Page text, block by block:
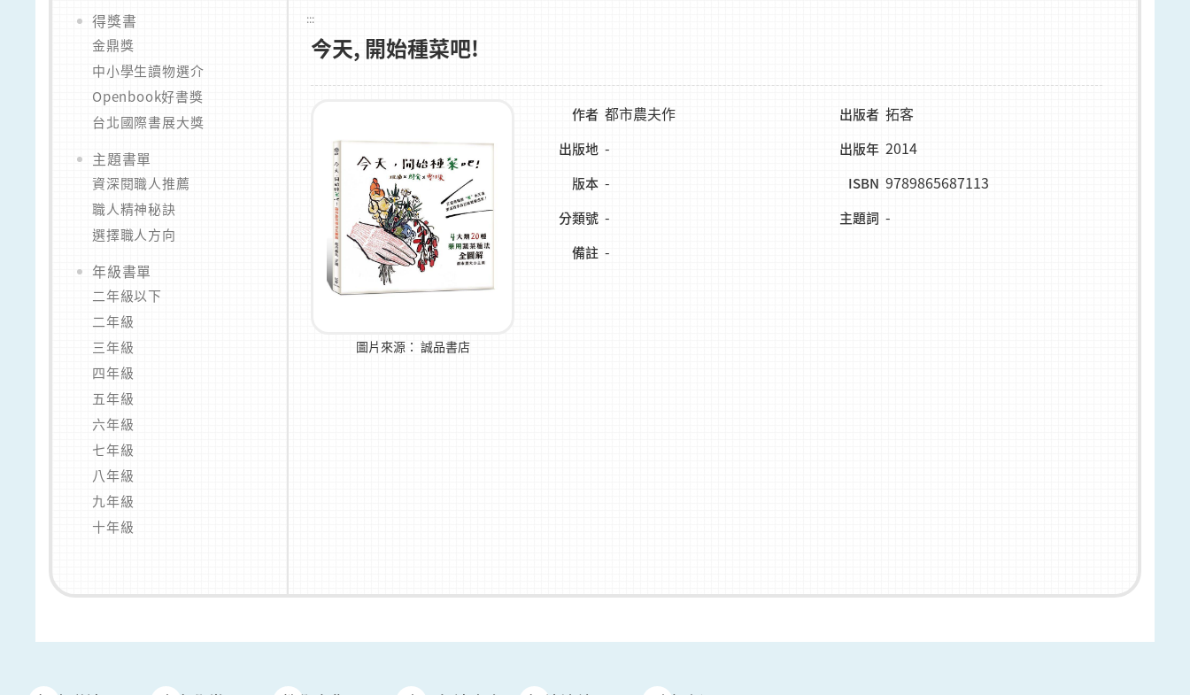
得獎書
金鼎獎
中小學生讀物選介
Openbook好書獎
台北國際書展大獎
主題書單
資深閱職人推薦
職人精神秘訣
選擇職人方向
年級書單
二年級以下
二年級
三年級
四年級
五年級
六年級
七年級
八年級
九年級
十年級
:::
今天, 開始種菜吧!
圖片來源： 誠品書店
作者 都市農夫作 出版者 拓客
出版地 - 出版年 2014
版本 - ISBN 9789865687113
分類號 - 主題詞 -
備註 -